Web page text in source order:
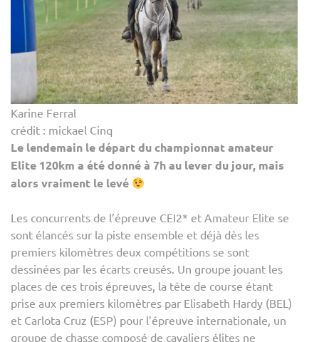
Karine Ferral
crédit : mickael Cinq
Le lendemain le départ du championnat amateur
Elite 120km a été donné à 7h au lever du jour, mais
alors vraiment le levé
Les concurrents de l’épreuve CEI2* et Amateur Elite se
sont élancés sur la piste ensemble et déjà dès les
premiers kilomètres deux compétitions se sont
dessinées par les écarts creusés. Un groupe jouant les
places de ces trois épreuves, la tête de course étant
prise aux premiers kilomètres par Elisabeth Hardy (BEL)
et Carlota Cruz (ESP) pour l’épreuve internationale, un
groupe de chasse composé de cavaliers élites ne